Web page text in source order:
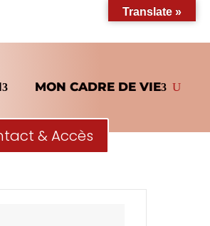
MON CADRE DE VIE
& Accès
Translate »